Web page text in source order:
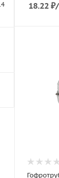
18.22 ₽